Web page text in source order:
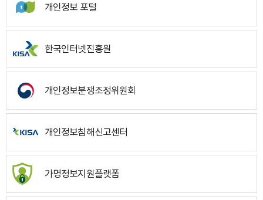
개인정보 포털
한국인터넷진흥원
개인정보분쟁조정위원회
개인정보침해신고센터
가명정보지원플랫폼